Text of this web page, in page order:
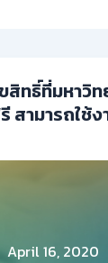
ทธิ์ที่มหาวิท
สามารถใช้
April 16, 2020